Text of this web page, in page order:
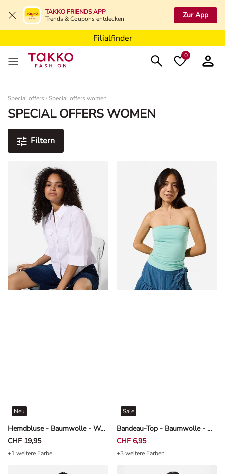
TAKKO FRIENDS APP
Trends & Coupons entdecken
Zur App
Filialfinder
Filialfinder
0
Special offers / Special offers women
SPECIAL OFFERS WOMEN
Filtern
Hemdbluse - Baumwolle - Weiß
Neu
CHF 19,95
+1 weitere Farbe
Bandeau-Top - Baumwolle - Mint
Sale
CHF 6,95
+3 weitere Farben